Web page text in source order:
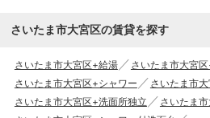
さいたま市大宮区の賃貸を探す
さいたま市大宮区+給湯
さいたま市大宮
さいたま市大宮区+シャワー
さいたま市
さいたま市大宮区+洗面所独立
さいたま